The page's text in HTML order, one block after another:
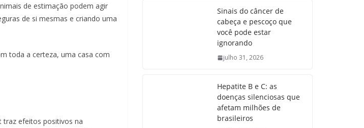
de estimação podem agir
de si mesmas e criando uma
toda a certeza, uma casa com
traz efeitos positivos na
Sinais do câncer de
cabeça e pescoço que
você pode estar
ignorando
julho 31, 2026
Hepatite B e C: as
doenças silenciosas que
afetam milhões de
brasileiros